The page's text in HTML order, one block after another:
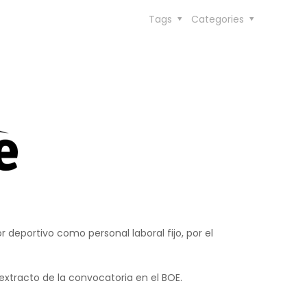
Categories
Tags
deportivo como personal laboral fijo, por el
de la convocatoria en el BOE.